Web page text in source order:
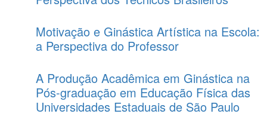
Motivação e Ginástica Artística na Escola:
a Perspectiva do Professor
A Produção Acadêmica em Ginástica na
Pós-graduação em Educação Física das
Universidades Estaduais de São Paulo